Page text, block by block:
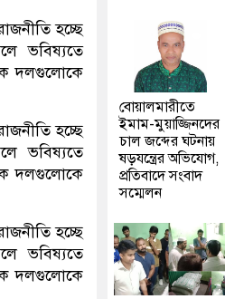
হচ্ছে
ভবিষ্যতে
দলগুলোকে
হচ্ছে
ভবিষ্যতে
দলগুলোকে
হচ্ছে
ভবিষ্যতে
দলগুলোকে
বোয়ালমারীতে
ইমাম-মুয়াজ্জিনদের
চাল জব্দের ঘটনায়
ষড়যন্ত্রের অভিযোগ,
প্রতিবাদে সংবাদ
সম্মেলন